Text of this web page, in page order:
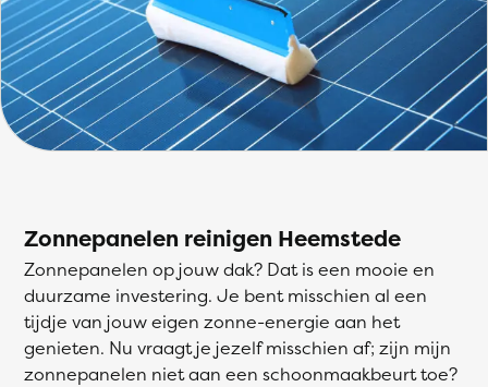
Zonnepanelen reinigen Heemstede
Zonnepanelen op jouw dak? Dat is een mooie en
duurzame investering. Je bent misschien al een
tijdje van jouw eigen zonne-energie aan het
genieten. Nu vraagt je jezelf misschien af; zijn mijn
zonnepanelen niet aan een schoonmaakbeurt toe?